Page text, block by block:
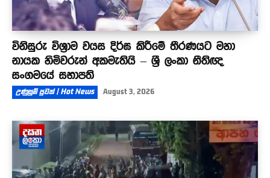
විනිසුරු විශ්‍රාම වයස දිර්ඝ කිරීමේ තීරණයට මහා
නායක හිමිවරුන් අකමැතියි – ශ්‍රී ලංකා නීතිඥ
සංගමයේ සභාපති
උණුසුම් පුවත් | Hot News August 3, 2026